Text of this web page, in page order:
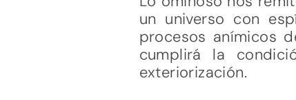
un universo con
procesos anímicos
cumplirá la
exteriorización.